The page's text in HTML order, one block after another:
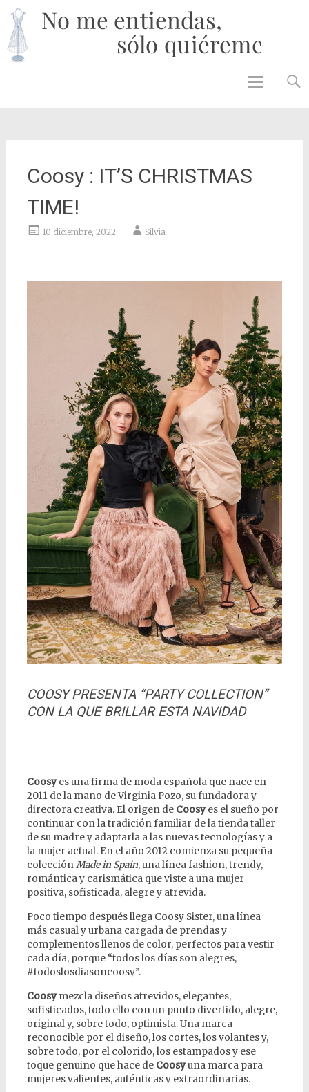
Coosy : IT’S CHRISTMAS
TIME!
10 diciembre, 2022 Silvia
COOSY PRESENTA “PARTY COLLECTION”
CON LA QUE BRILLAR ESTA NAVIDAD
Coosyes una firma de moda española que nace en
2011 de la mano de Virginia Pozo, su fundadora y
directora creativa. El origen de Coosyes el sueño por
continuar con la tradición familiar de la tienda taller
de su madre y adaptarla a las nuevas tecnologías y a
la mujer actual. En el año 2012 comienza su pequeña
colecciónMade in Spain, una línea fashion, trendy,
romántica y carismática que viste a una mujer
positiva, sofisticada, alegre y atrevida.
Poco tiempo después llega Coosy Sister, una línea
más casual y urbana cargada de prendas y
complementos llenos de color, perfectos para vestir
cada día, porque “todos los días son alegres,
#todoslosdiasoncoosy”.
Coosymezcla diseños atrevidos, elegantes,
sofisticados, todo ello con un punto divertido, alegre,
original y, sobre todo, optimista. Una marca
reconocible por el diseño, los cortes, los volantes y,
sobre todo, por el colorido, los estampados y ese
toque genuino que hace de Coosyuna marca para
mujeres valientes, auténticas y extraordinarias.